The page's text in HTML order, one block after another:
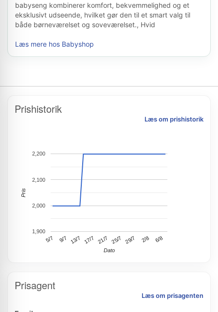
babyseng kombinerer komfort, bekvemmelighed og et
eksklusivt udseende, hvilket gør den til et smart valg til
både børneværelset og soveværelset., Hvid
Læs mere hos Babyshop
Prishistorik
Læs om prishistorik
5/7 9/7 13/7 17/7 21/7 25/7 29/7 2/8 6/8
1,900
2,000
2,100
2,200
Dato
Pris
Prisagent
Læs om prisagenten